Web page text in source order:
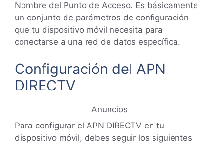
Nombre del Punto de Acceso. Es básicamente
un conjunto de parámetros de configuración
que tu dispositivo móvil necesita para
conectarse a una red de datos específica.
Configuración del APN
DIRECTV
Anuncios
Para configurar el APN DIRECTV en tu
dispositivo móvil, debes seguir los siguientes